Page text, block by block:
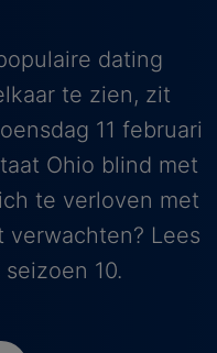
dating
te zien, zit
11 februari
Ohio blind met
te verloven met
Lees
10.